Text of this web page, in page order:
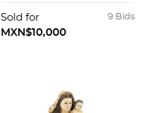
sobre placa de MDF
ebonizada.
9 Bids
Sold for
MXN$10,000